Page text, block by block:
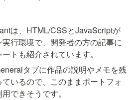
は、HTML/CSSとJavaScriptが
行環境で、開発者の方の記事に
トも紹介されています。
タブに作品の説明やメモを残
いるので、このままポートフォ
できそうです。